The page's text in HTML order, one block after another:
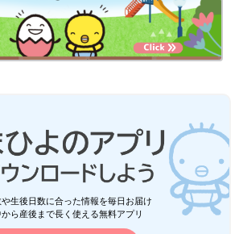
生後日数に合った情報を毎日お届け
ら産後まで長く使える無料アプリ